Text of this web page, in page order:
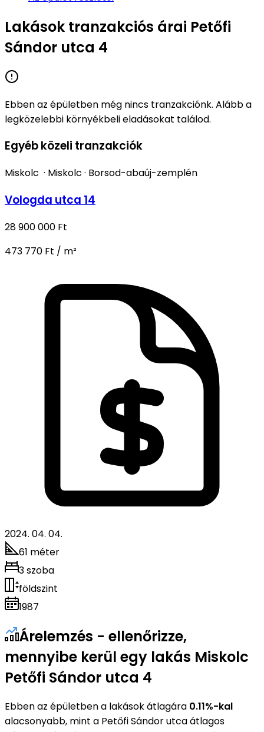
Lakások tranzakciós árai Petőfi
Sándor utca 4
Ebben az épületben még nincs tranzakciónk. Alább a
legközelebbi környékbeli eladásokat találod.
Egyéb közeli tranzakciók
Miskolc · Miskolc · Borsod-abaúj-zemplén
Vologda utca 14
28 900 000 Ft
473 770 Ft / m²
2024. 04. 04.
61 méter
3 szoba
földszint
1987
Árelemzés - ellenőrizze,
mennyibe kerül egy lakás Miskolc
Petőfi Sándor utca 4
Ebben az épületben a lakások átlagára 0.11%-kal
alacsonyabb, mint a Petőfi Sándor utca átlagos